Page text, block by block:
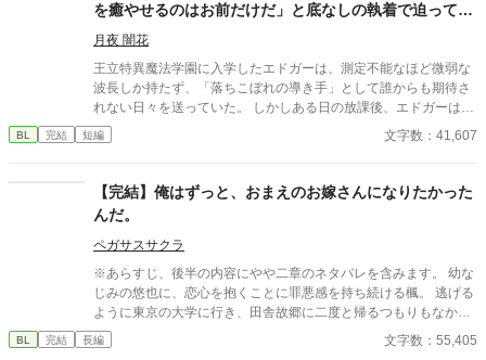
を癒やせるのはお前だけだ」と底なしの執着で迫ってき
ます
月夜 闇花
王立特異魔法学園に入学したエドガーは、測定不能なほど微弱な
波長しか持たず、「落ちこぼれの導き手」として誰からも期待さ
れない日々を送っていた。 しかしある日の放課後、エドガーは学
園で最も恐れられる最強の戦闘魔術教官、レオン・ヴァレンタイ
ンの秘密を知ってしまう。 強大すぎる魔力ゆえに、五感が暴走す
底知れぬ静かな波長は、世界で唯一、彼の苦痛を完全に溶かすこ
とができるものだった。 「お前は、俺の専属の導き手になるん
だ」 痛みを癒やしたことで、冷酷なはずの最強教官から底なしの
執着と溺愛を向けられるようになり――！？ 孤独な二人の魂が共
鳴する、極上の救済と溺愛の学園ファンタジー。 ※センチネルバ
ースをベースにした独自設定（特異覚醒者×導き手）です。
BL 完結 短編 文字数：41,607
【完結】俺はずっと、おまえのお嫁さんになりたかった
んだ。
ペガサスサクラ
※あらすじ、後半の内容にやや二章のネタバレを含みます。 幼な
じみの悠也に、恋心を抱くことに罪悪感を持ち続ける楓。 逃げる
ように東京の大学に行き、田舎故郷に二度と帰るつもりもなかっ
たが、大学三年の夏休みに母親からの電話をきっかけに帰省する
ことになる。 見慣れた駅のホームには、悠也が待っていた。あの
BL 完結 長編 文字数：55,405